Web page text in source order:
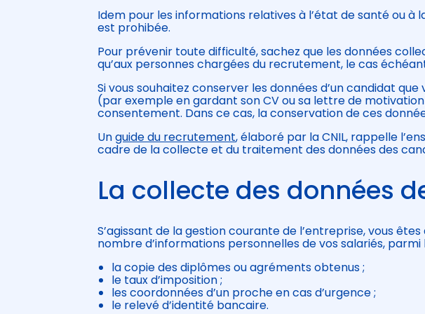
Idem pour les informations relatives à l’état de santé ou à
est prohibée.
Pour prévenir toute difficulté, sachez que les données
qu’aux personnes chargées du recrutement, le cas
Si vous souhaitez conserver les données d’un candidat
(par exemple en gardant son CV ou sa lettre de
consentement. Dans ce cas, la conservation de ces
Unguide du recrutement, élaboré par la CNIL, rappelle
cadre de la collecte et du traitement des données des
La collecte des données
S’agissant de la gestion courante de l’entreprise, vous
nombre d’informations personnelles de vos salariés, parmi
la copie des diplômes ou agréments obtenus ;
le taux d’imposition ;
les coordonnées d’un proche en cas d’urgence ;
le relevé d’identité bancaire.